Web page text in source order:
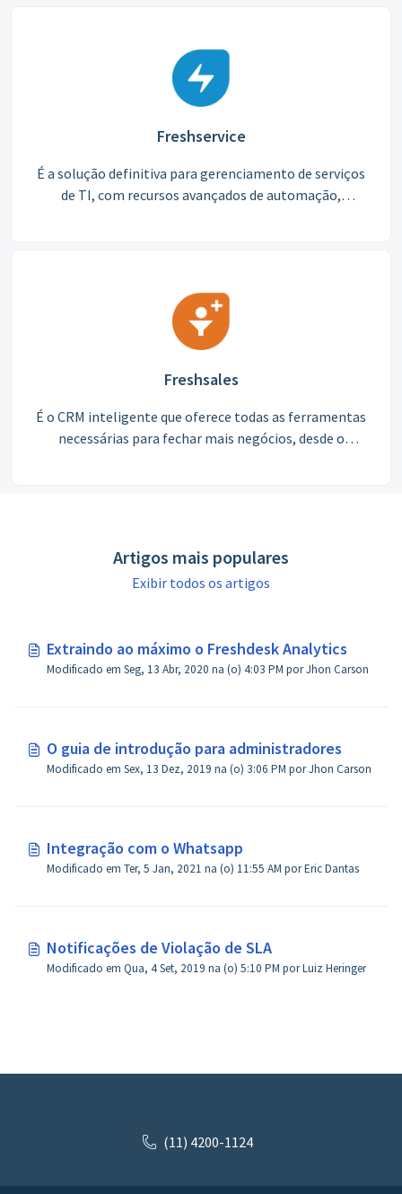
Freshservice
É a solução definitiva para gerenciamento de serviços
de TI, com recursos avançados de automação,
Freshsales
É o CRM inteligente que oferece todas as ferramentas
necessárias para fechar mais negócios, desde o
Artigos mais populares
Exibir todos os artigos
Extraindo ao máximo o Freshdesk Analytics
Modificado em Seg, 13 Abr, 2020 na (o) 4:03 PM por Jhon Carson
O guia de introdução para administradores
Modificado em Sex, 13 Dez, 2019 na (o) 3:06 PM por Jhon Carson
Integração com o Whatsapp
Modificado em Ter, 5 Jan, 2021 na (o) 11:55 AM por Eric Dantas
Notificações de Violação de SLA
Modificado em Qua, 4 Set, 2019 na (o) 5:10 PM por Luiz Heringer
(11) 4200-1124